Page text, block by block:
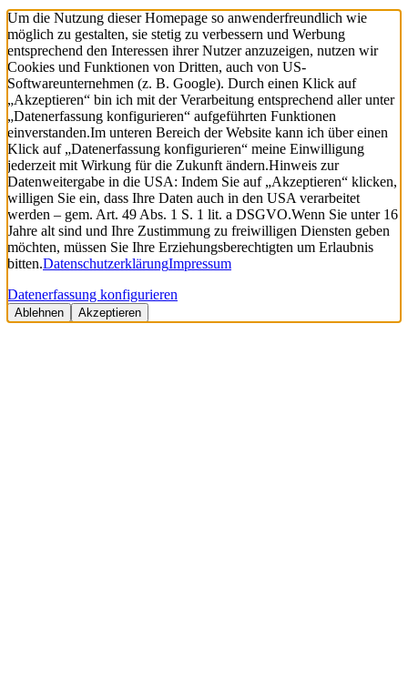
Um die Nutzung dieser Homepage so anwenderfreundlich wie
möglich zu gestalten, sie stetig zu verbessern und Werbung
entsprechend den Interessen ihrer Nutzer anzuzeigen, nutzen wir
Cookies und Funktionen von Dritten, auch von US-
Softwareunternehmen (z. B. Google). Durch einen Klick auf
„Akzeptieren“ bin ich mit der Verarbeitung entsprechend aller unter
„Datenerfassung konfigurieren“ aufgeführten Funktionen
einverstanden.Im unteren Bereich der Website kann ich über einen
Klick auf „Datenerfassung konfigurieren“ meine Einwilligung
jederzeit mit Wirkung für die Zukunft ändern.Hinweis zur
Datenweitergabe in die USA: Indem Sie auf „Akzeptieren“ klicken,
willigen Sie ein, dass Ihre Daten auch in den USA verarbeitet
werden – gem. Art. 49 Abs. 1 S. 1 lit. a DSGVO.Wenn Sie unter 16
Jahre alt sind und Ihre Zustimmung zu freiwilligen Diensten geben
möchten, müssen Sie Ihre Erziehungsberechtigten um Erlaubnis
bitten.DatenschutzerklärungImpressum
Datenerfassung konfigurieren
Ablehnen Akzeptieren